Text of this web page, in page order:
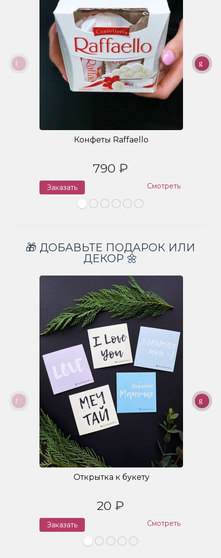
Конфеты Raffaello
790 ₽
Заказать Смотреть
🎁 ДОБАВЬТЕ ПОДАРОК ИЛИ
ДЕКОР 🌼
Открытка к букету
20 ₽
Заказать Смотреть